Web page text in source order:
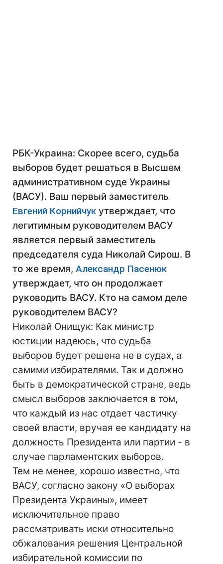
РБК-Украина: Скорее всего, судьба
выборов будет решаться в Высшем
административном суде Украины
(ВАСУ). Ваш первый заместитель
Евгений Корнийчук утверждает, что
легитимным руководителем ВАСУ
является первый заместитель
председателя суда Николай Сирош. В
то же время, Александр Пасенюк
утверждает, что он продолжает
руководить ВАСУ. Кто на самом деле
руководителем ВАСУ?
Николай Онищук: Как министр
юстиции надеюсь, что судьба
выборов будет решена не в судах, а
самими избирателями. Так и должно
быть в демократической стране, ведь
смысл выборов заключается в том,
что каждый из нас отдает частичку
своей власти, вручая ее кандидату на
должность Президента или партии - в
случае парламентских выборов.
Тем не менее, хорошо известно, что
ВАСУ, согласно закону «О выборах
Президента Украины», имеет
исключительное право
рассматривать иски относительно
обжалования решения Центральной
избирательной комиссии по